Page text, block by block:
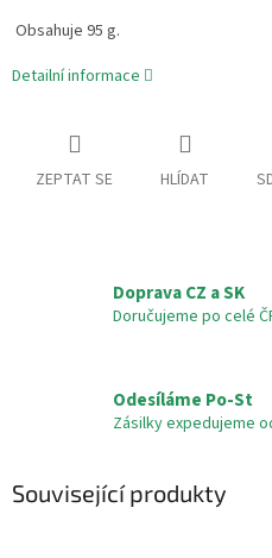
Obsahuje 95 g.
Detailní informace
ZEPTAT SE HLÍDAT
Doprava CZ a SK
Doručujeme po celé
Odesíláme Po-St
Zásilky expedujeme
Související produkty